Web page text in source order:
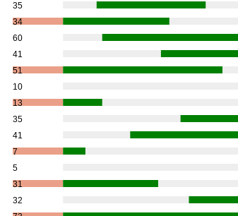
35
34
60
41
51
10
13
35
41
7
5
31
32